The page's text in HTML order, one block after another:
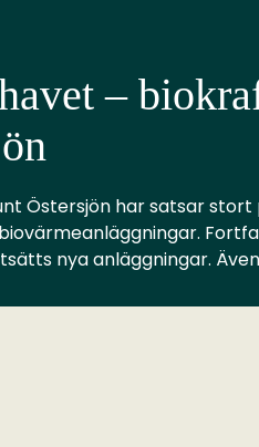
–
Östersjön har satsar
nya anläggningar.